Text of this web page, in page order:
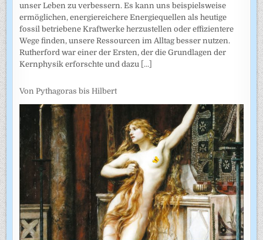
unser Leben zu verbessern. Es kann uns beispielsweise
ermöglichen, energiereichere Energiequellen als heutige
fossil betriebene Kraftwerke herzustellen oder effizientere
Wege finden, unsere Ressourcen im Alltag besser nutzen.
Rutherford war einer der Ersten, der die Grundlagen der
Kernphysik erforschte und dazu [...]
Von Pythagoras bis Hilbert